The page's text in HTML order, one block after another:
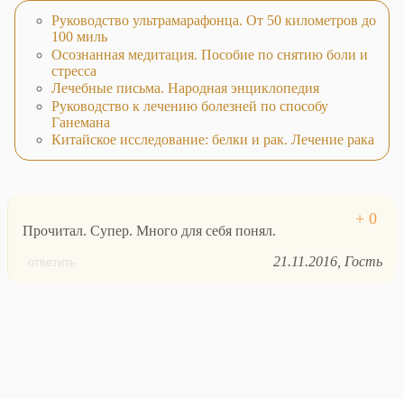
Руководство ультрамарафонца. От 50 километров до
100 миль
Осознанная медитация. Пособие по снятию боли и
стресса
Лечебные письма. Народная энциклопедия
Руководство к лечению болезней по способу
Ганемана
Китайское исследование: белки и рак. Лечение рака
Прочитал. Супер. Много для себя понял.
ответить 21.11.2016 Гость